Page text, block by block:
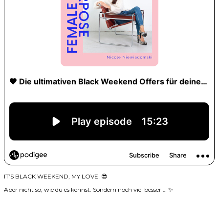
IT’S BLACK WEEKEND, MY LOVE! 😎
Aber nicht so, wie du es kennst. Sondern noch viel besser … ✨